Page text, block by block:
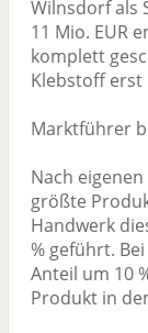
Wilnsdorf als
11 Mio. EUR
komplett
Klebstoff erst
Marktführer
Nach
größte
Handwerk
% geführt.
Anteil um 10
Produkt in